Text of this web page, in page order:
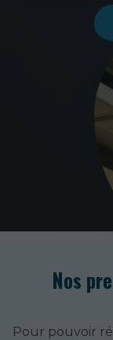
Nos
Pour pouvoir